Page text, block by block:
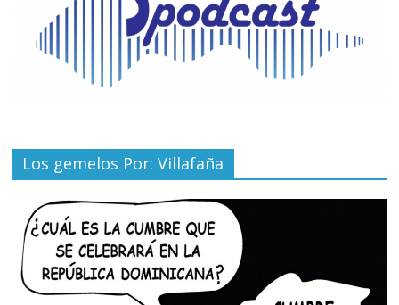
Los gemelos Por: Villafaña